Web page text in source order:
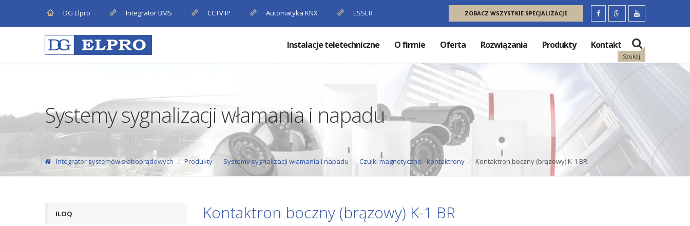
DG Elpro Integrator BMS CCTV IP Automatyka KNX ESSER ZOBACZ WSZYSTKIE SPECJALIZACJE
Szukaj
Instalacje teletechniczne O firmie Oferta Rozwiązania Produkty Kontakt
Systemy sygnalizacji włamania i napadu
Integrator systemów słaboprądowych Produkty Systemy sygnalizacji włamania i napadu Czujki magnetyczne - kontaktrony Kontaktron boczny (brązowy) K-1 BR
Kontaktron boczny (brązowy) K-1 BR
ILOQ